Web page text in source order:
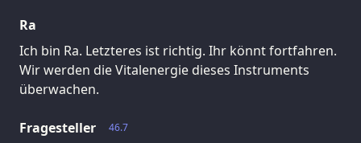
Ra
Ich bin Ra. Letzteres ist richtig. Ihr könnt fortfahren.
Wir werden die Vitalenergie dieses Instruments
überwachen.
46.7
Fragesteller